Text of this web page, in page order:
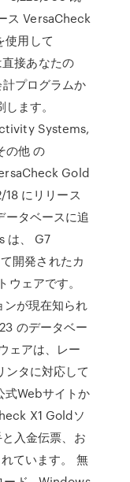
ス VersaCheck
使用して
接あなたの
プログラムか
ます。
Systems,
の他 の
Gold
18 にリリース
タベースに追
は、 G7
開発されたカ
ェアです。
が現在知られ
のデータベー
ェアは、レー
ンタに対応して
式Webサイトか
X1 Goldソ
入金伝票、お
ています。 無